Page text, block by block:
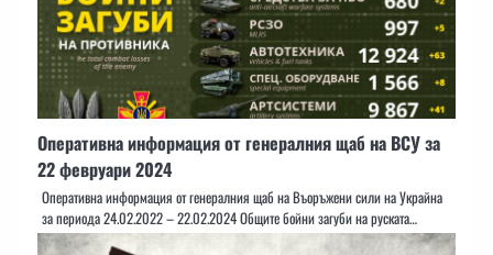
Оперативна информация от генералния щаб на ВСУ за
22 февруари 2024
Оперативна информация от генералния щаб на Въоръжени сили на Украйна
за периода 24.02.2022 – 22.02.2024 Общите бойни загуби на руската…